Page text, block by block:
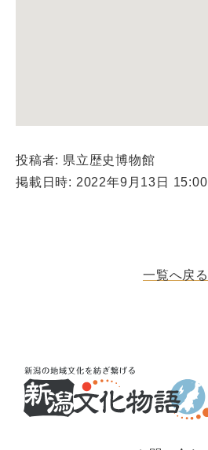
投稿者: 県立歴史博物館
掲載日時: 2022年9月13日 15:00
一覧へ戻る